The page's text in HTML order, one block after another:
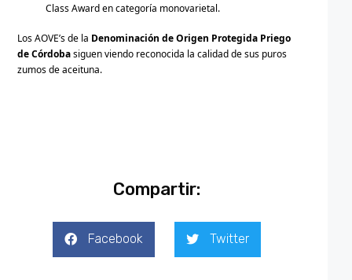
Class Award en categoría monovarietal.
Los AOVE’s de la Denominación de Origen Protegida Priego
de Córdobasiguen viendo reconocida la calidad de sus puros
zumos de aceituna.
Compartir:
Facebook Twitter